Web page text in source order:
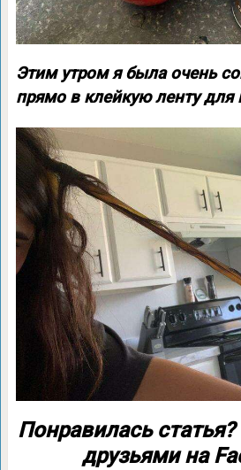
Этим утром я была очень
прямо в клейкую ленту для
Понравилась
друзьями на